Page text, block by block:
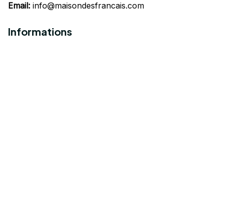
Email: info@maisondesfrancais.com
Informations